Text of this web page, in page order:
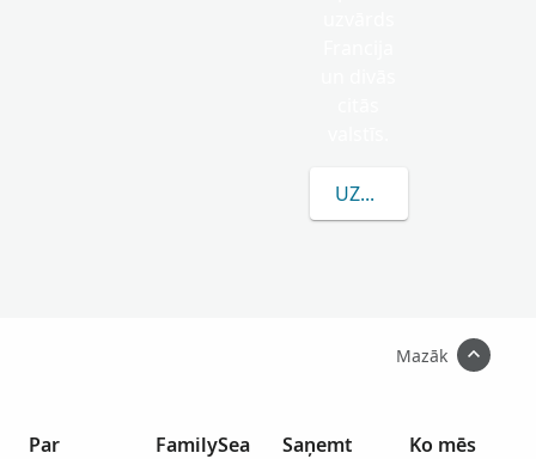
UZZINĀT VAIRĀK PAR
Mazāk
Par
FamilySea
Saņemt
Ko mēs